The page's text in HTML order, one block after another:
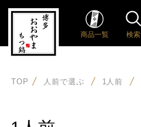
商品一覧 検索
TOP 人前で選ぶ 1人前